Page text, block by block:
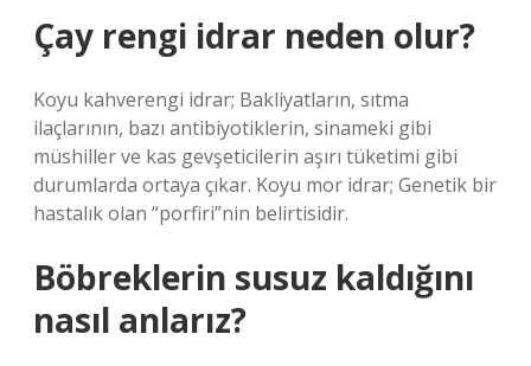
Çay rengi idrar neden olur?
Koyu kahverengi idrar; Bakliyatların, sıtma
ilaçlarının, bazı antibiyotiklerin, sinameki gibi
müshiller ve kas gevşeticilerin aşırı tüketimi gibi
durumlarda ortaya çıkar. Koyu mor idrar; Genetik bir
hastalık olan “porfiri”nin belirtisidir.
Böbreklerin susuz kaldığını
nasıl anlarız?